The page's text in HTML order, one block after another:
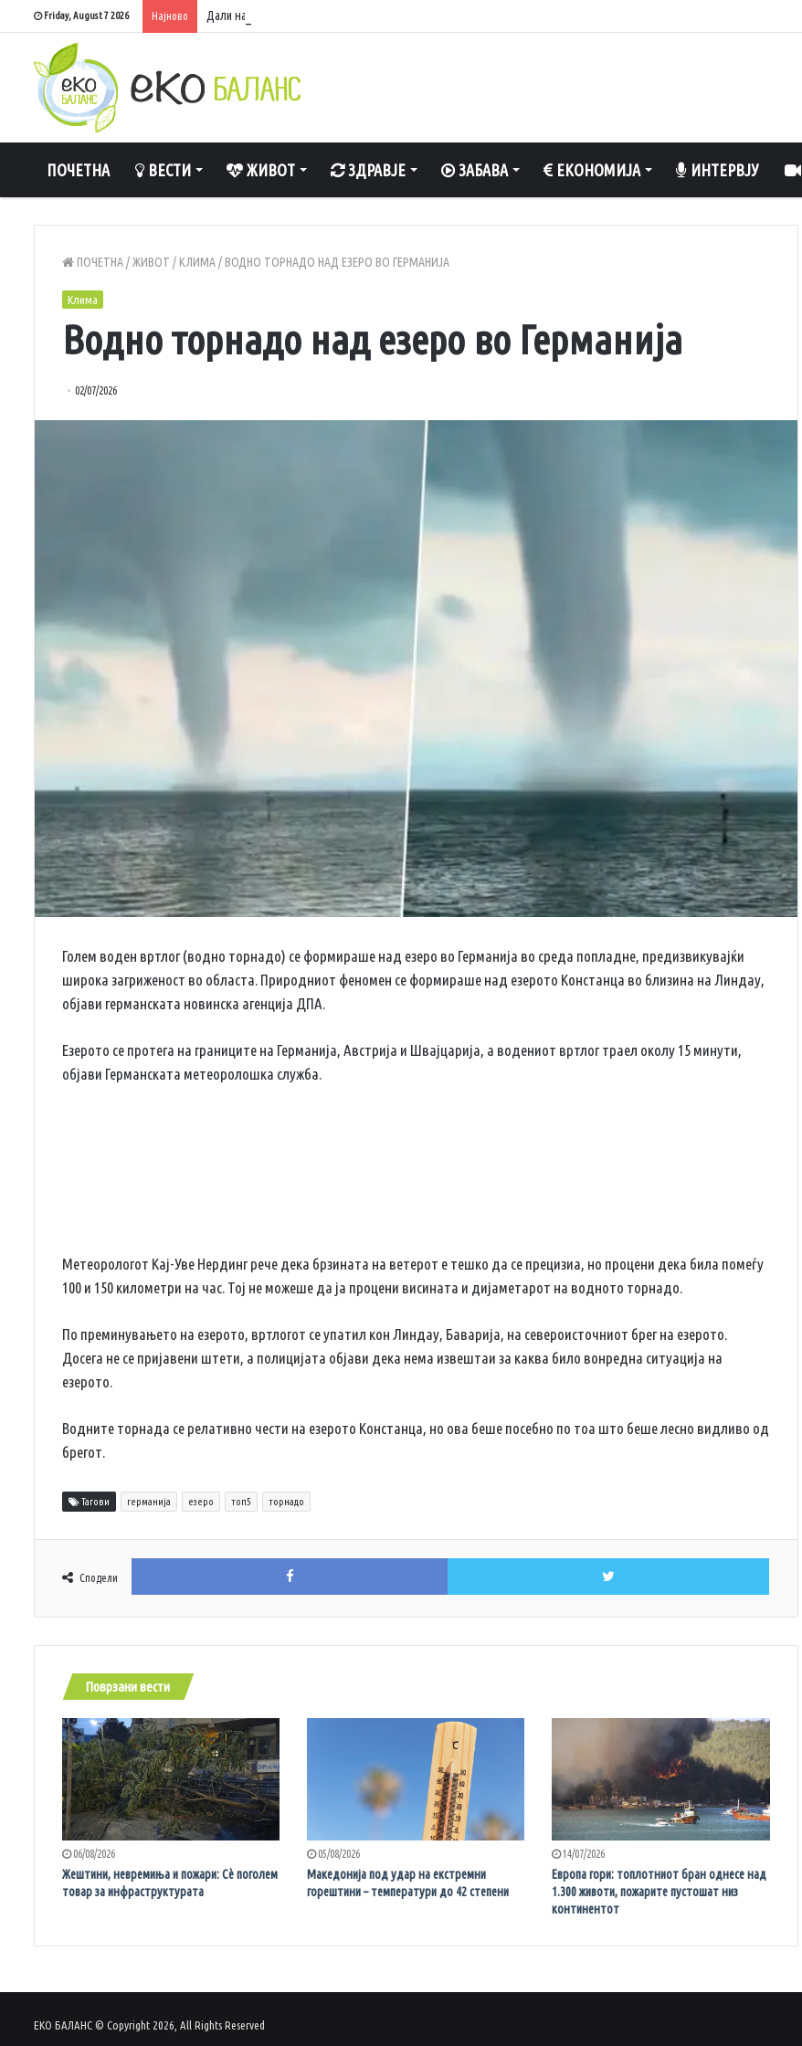
Friday, August 7 2026 Најново Дали навистина е штетно да спиете со вклучен вентилатор?
ПОЧЕТНА ВЕСТИ ЖИВОТ ЗДРАВЈЕ ЗАБАВА ЕКОНОМИЈА ИНТЕРВЈУ
ПОЧЕТНА/ЖИВОТ / КЛИМА/ ВОДНО ТОРНАДО НАД ЕЗЕРО ВО ГЕРМАНИЈА
Клима
Водно торнадо над езеро во Германија
02/07/2026
Голем воден вртлог (водно торнадо) се формираше над езеро во Германија во среда попладне, предизвикувајќи
широка загриженост во областа. Природниот феномен се формираше над езерото Констанца во близина на Линдау,
објави германската новинска агенција ДПА.
Езерото се протега на границите на Германија, Австрија и Швајцарија, а водениот вртлог траел околу 15 минути,
објави Германската метеоролошка служба.
Метеорологот Кај-Уве Нердинг рече дека брзината на ветерот е тешко да се прецизиа, но процени дека била помеѓу
100 и 150 километри на час. Тој не можеше да ја процени висината и дијаметарот на водното торнадо.
По преминувањето на езерото, вртлогот се упатил кон Линдау, Баварија, на североисточниот брег на езерото.
Досега не се пријавени штети, а полицијата објави дека нема извештаи за каква било вонредна ситуација на
езерото.
Водните торнада се релативно чести на езерото Констанца, но ова беше посебно по тоа што беше лесно видливо од
брегот.
Тагови германија езеро топ5 торнадо
Сподели
Facebook Twitter
Поврзани вести
06/08/2026
Жештини, невремиња и пожари: Сè поголем
товар за инфраструктурата
05/08/2026
Македонија под удар на екстремни
горештини – температури до 42 степени
14/07/2026
Европа гори: топлотниот бран однесе над
1.300 животи, пожарите пустошат низ
континентот
ЕКО БАЛАНС © Copyright 2026, All Rights Reserved